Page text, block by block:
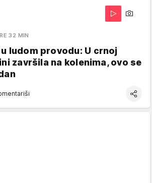
32 MIN
ludom provodu: U crnoj
završila na kolenima, ovo se